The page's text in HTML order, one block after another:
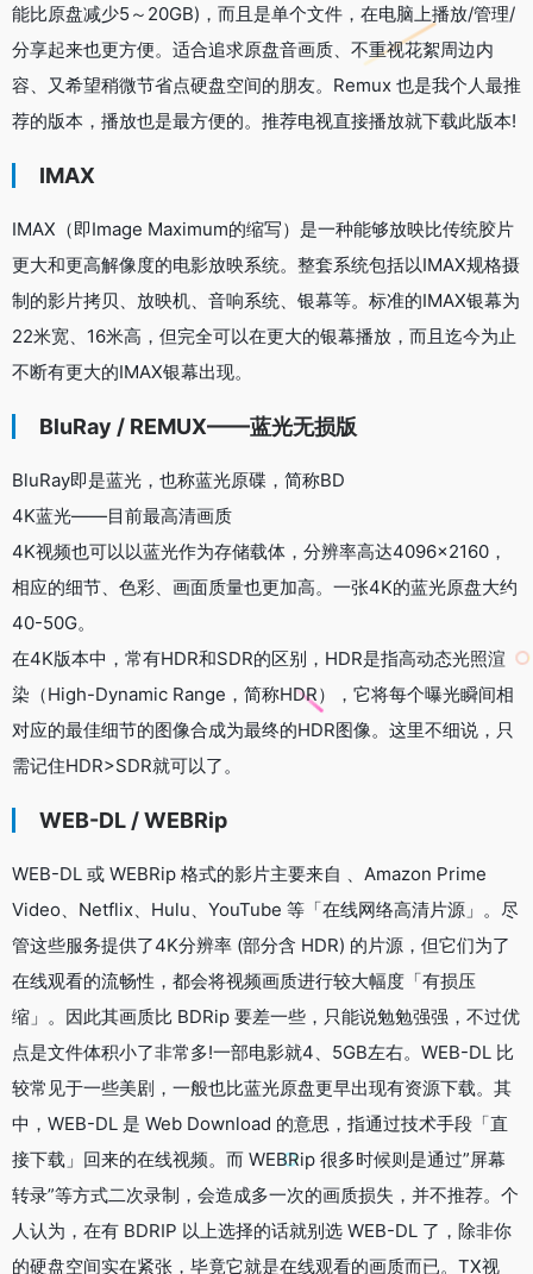
能比原盘减少5～20GB)，而且是单个文件，在电脑上播放/管理/
分享起来也更方便。适合追求原盘音画质、不重视花絮周边内
容、又希望稍微节省点硬盘空间的朋友。Remux 也是我个人最推
荐的版本，播放也是最方便的。推荐电视直接播放就下载此版本!
IMAX
IMAX（即Image Maximum的缩写）是一种能够放映比传统胶片
更大和更高解像度的电影放映系统。整套系统包括以IMAX规格摄
制的影片拷贝、放映机、音响系统、银幕等。标准的IMAX银幕为
22米宽、16米高，但完全可以在更大的银幕播放，而且迄今为止
不断有更大的IMAX银幕出现。
BluRay / REMUX——蓝光无损版
BluRay即是蓝光，也称蓝光原碟，简称BD
4K蓝光——目前最高清画质
4K视频也可以以蓝光作为存储载体，分辨率高达4096×2160，
相应的细节、色彩、画面质量也更加高。一张4K的蓝光原盘大约
40-50G。
在4K版本中，常有HDR和SDR的区别，HDR是指高动态光照渲
染（High-Dynamic Range，简称HDR），它将每个曝光瞬间相
对应的最佳细节的图像合成为最终的HDR图像。这里不细说，只
需记住HDR>SDR就可以了。
WEB-DL / WEBRip
WEB-DL 或 WEBRip 格式的影片主要来自 、Amazon Prime
Video、Netflix、Hulu、YouTube 等「在线网络高清片源」。尽
管这些服务提供了4K分辨率 (部分含 HDR) 的片源，但它们为了
在线观看的流畅性，都会将视频画质进行较大幅度「有损压
缩」。因此其画质比 BDRip 要差一些，只能说勉勉强强，不过优
点是文件体积小了非常多!一部电影就4、5GB左右。WEB-DL 比
较常见于一些美剧，一般也比蓝光原盘更早出现有资源下载。其
中，WEB-DL 是 Web Download 的意思，指通过技术手段「直
接下载」回来的在线视频。而 WEBRip 很多时候则是通过”屏幕
转录”等方式二次录制，会造成多一次的画质损失，并不推荐。个
人认为，在有 BDRIP 以上选择的话就别选 WEB-DL 了，除非你
的硬盘空间实在紧张，毕竟它就是在线观看的画质而已。TX视